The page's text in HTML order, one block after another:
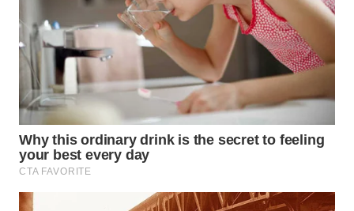
WN
NATUNA
WN
BINTAN
WN
MANDALIKA